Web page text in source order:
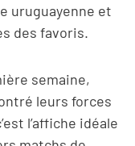
uruguayenne et
des favoris.
semaine,
leurs forces
l’affiche idéale